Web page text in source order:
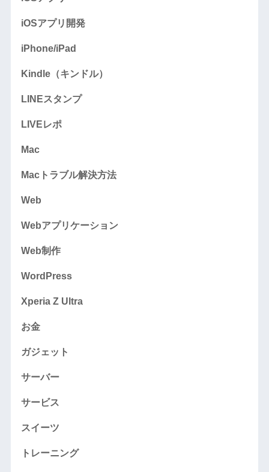
iOSアプリ開発
iPhone/iPad
Kindle（キンドル）
LINEスタンプ
LIVEレポ
Mac
Macトラブル解決方法
Web
Webアプリケーション
Web制作
WordPress
Xperia Z Ultra
お金
ガジェット
サーバー
サービス
スイーツ
トレーニング